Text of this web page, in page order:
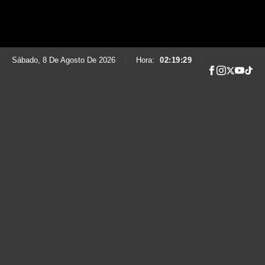
Sábado, 8 De Agosto De 2026 Hora: 02:19:30